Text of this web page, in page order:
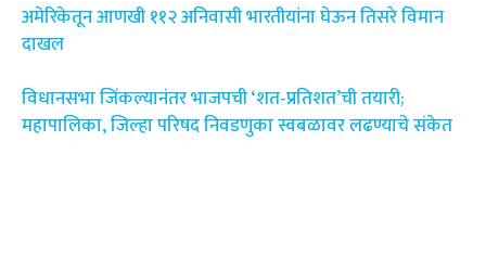
अमेरिकेतून आणखी ११२ अनिवासी भारतीयांना घेऊन तिसरे विमान
दाखल
विधानसभा जिंकल्यानंतर भाजपची ‘शत-प्रतिशत’ची तयारी;
महापालिका, जिल्हा परिषद निवडणुका स्वबळावर लढण्याचे संकेत